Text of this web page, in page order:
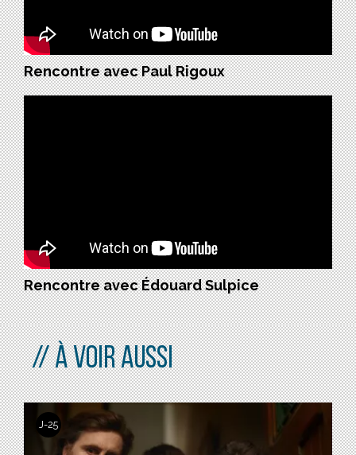
Rencontre avec Paul Rigoux
Rencontre avec Édouard Sulpice
À VOIR AUSSI
J-25